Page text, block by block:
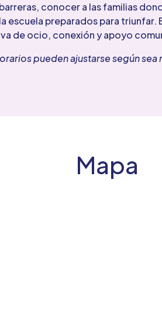
conocer a las familias
escuela preparados para
de ocio, conexión y apoyo
pueden ajustarse según sea
Mapa